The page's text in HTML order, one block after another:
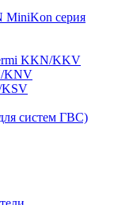
MiniKon серия
KKN/KKV
KNV
KSV
систем ГВС)